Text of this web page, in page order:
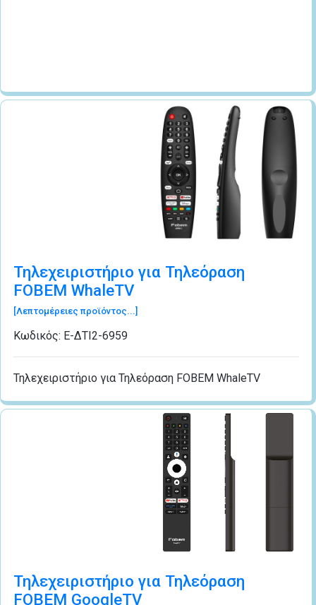
Τηλεχειριστήριο για Τηλεόραση
FOBEM WhaleTV
[Λεπτομέρειες προϊόντος...]
Κωδικός: Ε-ΔΤI2-6959
Τηλεχειριστήριο για Τηλεόραση FOBEM WhaleTV
Τηλεχειριστήριο για Τηλεόραση
FOBEM GoogleTV